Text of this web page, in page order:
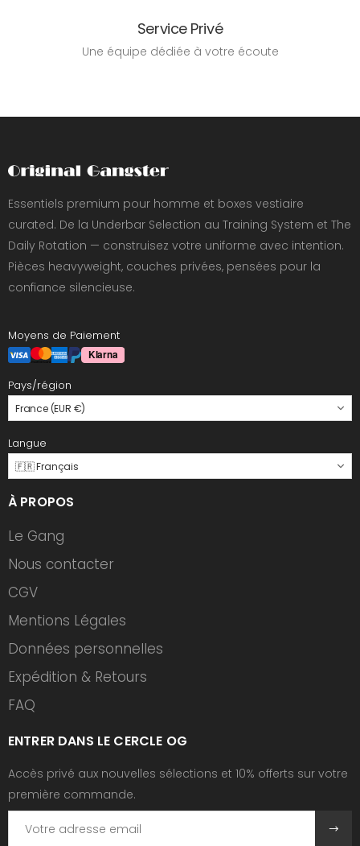
Service Privé
Une équipe dédiée à votre écoute
Essentiels premium pour homme et boxes vestiaire
curated. De la Underbar Selection au Training System et The
Daily Rotation — construisez votre uniforme avec intention.
Pièces heavyweight, couches privées, pensées pour la
confiance silencieuse.
Moyens de Paiement
Pays/région
France (EUR €)
Langue
🇫🇷 Français
À PROPOS
Le Gang
Nous contacter
CGV
Mentions Légales
Données personnelles
Expédition & Retours
FAQ
ENTRER DANS LE CERCLE OG
Accès privé aux nouvelles sélections et 10% offerts sur votre
première commande.